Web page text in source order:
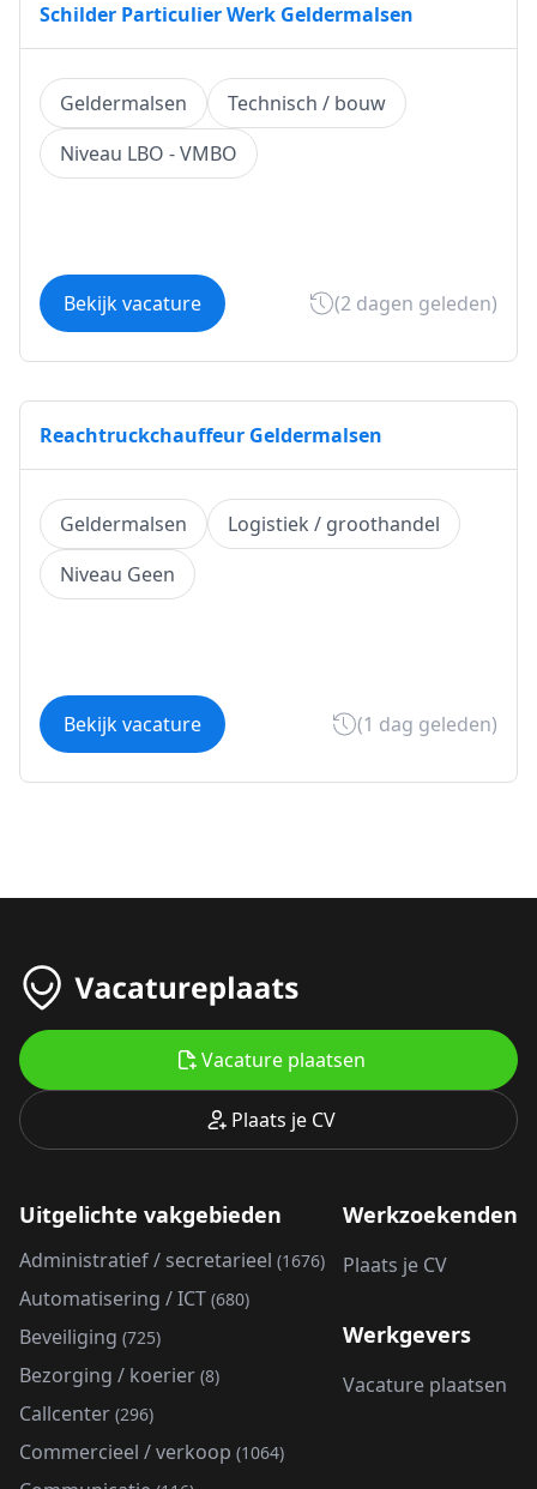
Schilder Particulier Werk Geldermalsen
Geldermalsen
Technisch / bouw
Niveau LBO - VMBO
Bekijk vacature (2 dagen geleden)
Reachtruckchauffeur Geldermalsen
Geldermalsen
Logistiek / groothandel
Niveau Geen
Bekijk vacature (1 dag geleden)
Plaats je CV
Vacature plaatsen
Uitgelichte vakgebieden
Administratief / secretarieel (1676)
Automatisering / ICT (680)
Beveiliging (725)
Bezorging / koerier (8)
Callcenter (296)
Commercieel / verkoop (1064)
Werkzoekenden
Plaats je CV
Werkgevers
Vacature plaatsen